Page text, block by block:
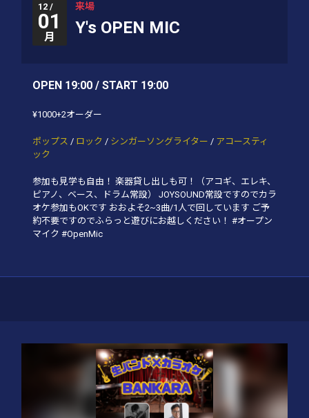
12 /
01
月
来場
Y's OPEN MIC
OPEN 19:00 / START 19:00
¥1000+2オーダー
ポップス / ロック / シンガーソングライター / アコースティ
ック
参加も見学も自由！ 楽器貸し出しも可！（アコギ、エレキ、
ピアノ、ベース、ドラム常設） JOYSOUND常設ですのでカラ
オケ参加もOKです おおよそ2~3曲/1人で回しています ご予
約不要ですのでふらっと遊びにお越しください！ #オープン
マイク #OpenMic